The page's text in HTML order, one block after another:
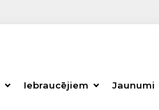
Iebraucējiem Jaunumi